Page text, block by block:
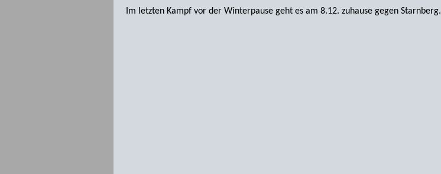
Im letzten Kampf vor der Winterpause geht es am 8.12. zuhause gegen Starnberg.